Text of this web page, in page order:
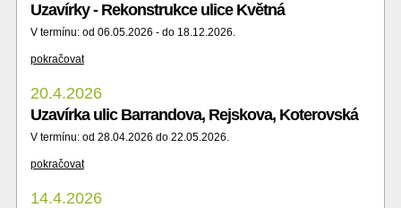
Uzavírky - Rekonstrukce ulice Květná
V termínu: od 06.05.2026 - do 18.12.2026.
pokračovat
20.4.2026
Uzavírka ulic Barrandova, Rejskova, Koterovská
V termínu: od 28.04.2026 do 22.05.2026.
pokračovat
14.4.2026